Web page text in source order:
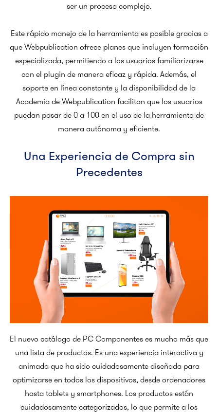
ser un proceso complejo.
Este rápido manejo de la herramienta es posible gracias a
que Webpublication ofrece planes que incluyen formación
especializada, permitiendo a los usuarios familiarizarse
con el plugin de manera eficaz y rápida. Además, el
soporte en línea constante y la disponibilidad de la
Academia de Webpublication facilitan que los usuarios
puedan pasar de 0 a 100 en el uso de la herramienta de
manera autónoma y eficiente.
Una Experiencia de Compra sin
Precedentes
El nuevo catálogo de PC Componentes es mucho más que
una lista de productos. Es una experiencia interactiva y
animada que ha sido cuidadosamente diseñada para
optimizarse en todos los dispositivos, desde ordenadores
hasta tablets y smartphones. Los productos están
cuidadosamente categorizados, lo que permite a los